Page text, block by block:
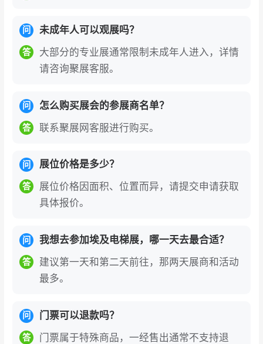
问 未成年人可以观展吗？
答
大部分的专业展通常限制未成年人进入，详情
请咨询聚展客服。
问 怎么购买展会的参展商名单？
答 联系聚展网客服进行购买。
问 展位价格是多少？
答
展位价格因面积、位置而异，请提交申请获取
具体报价。
问 我想去参加埃及电梯展，哪一天去最合适？
答
建议第一天和第二天前往，那两天展商和活动
最多。
问 门票可以退款吗？
答
门票属于特殊商品，一经售出通常不支持退